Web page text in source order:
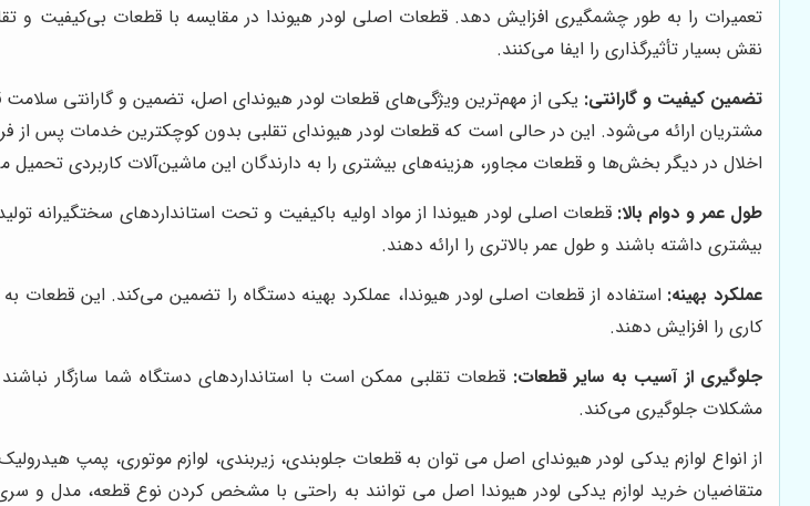
تعمیرات را به طور چشمگیری افزایش دهد. قطعات اصلی لودر هیوندا در مقایسه با قطعات بی‌کیفیت و
نقش بسیار تأثیرگذاری را ایفا می‌کنند.
تضمین کیفیت و گارانتی: یکی از مهم‌ترین ویژگی‌های قطعات لودر هیوندای اصل، تضمین و گارانتی
مشتریان ارائه می‌شود. این در حالی است که قطعات لودر هیوندای تقلبی بدون کوچکترین خدمات پس از
اخلال در دیگر بخش‌ها و قطعات مجاور، هزینه‌های بیشتری را به دارندگان این ماشین‌آلات کاربردی تحمیل
طول عمر و دوام بالا: قطعات اصلی لودر هیوندا از مواد اولیه باکیفیت و تحت استانداردهای
بیشتری داشته باشند و طول عمر بالاتری را ارائه دهند.
عملکرد بهینه: استفاده از قطعات اصلی لودر هیوندا، عملکرد بهینه دستگاه را تضمین می‌کند. این قطعات
کاری را افزایش دهند.
جلوگیری از آسیب به سایر قطعات: قطعات تقلبی ممکن است با استانداردهای دستگاه شما سازگار
مشکلات جلوگیری می‌کند.
از انواع لوازم یدکی لودر هیوندای اصل می توان به قطعات جلوبندی، زیربندی، لوازم موتوری، پمپ
متقاضیان خرید لوازم یدکی لودر هیوندا اصل می توانند به راحتی با مشخص کردن نوع قطعه، مدل و